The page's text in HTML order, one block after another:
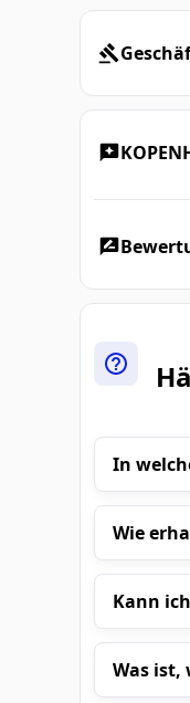
In
Wie
Kann
Was ist,